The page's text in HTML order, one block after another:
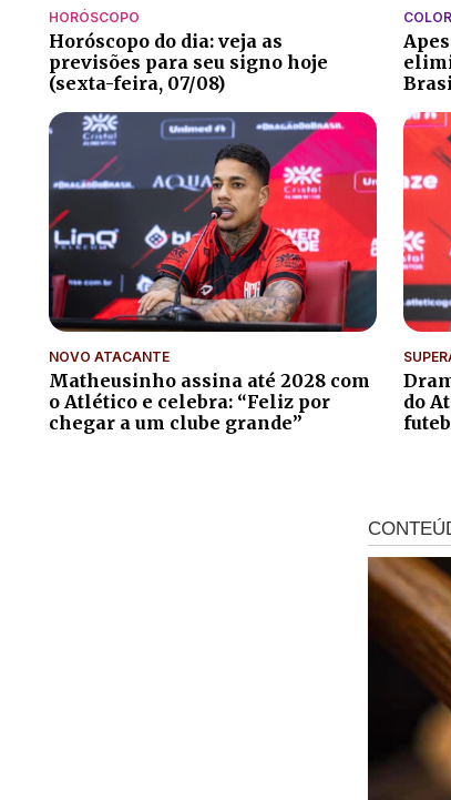
HORÓSCOPO
Horóscopo do dia: veja as
previsões para seu signo hoje
(sexta-feira, 07/08)
NOVO ATACANTE
Matheusinho assina até 2028 com
o Atlético e celebra: “Feliz por
chegar a um clube grande”
do